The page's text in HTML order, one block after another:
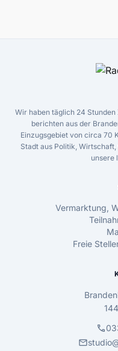
Wir haben täglich 24
berichten aus der
Einzugsgebiet von circa 70
Stadt aus Politik,
unsere
Vermarktung,
Freie
call
mail